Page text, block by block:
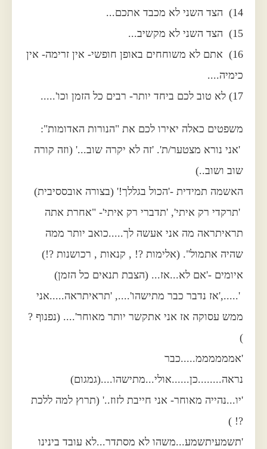
14) הצד השני לא מכבד אתכם...
15) הצד השני לא מקשיב...
16) אתם לא משוחחים באופן חופשי- אין זרימה- אין
כימיה....
17) לא טוב לכם ביחד יותר- רבים כל הזמן וכו'.....
משפטים כאלה יאירו לכם את "הנורות האדומות":
'אני נורא מצטער/ת'. 'זה לא יקרה שוב...' (וזה קורה
שוב ושוב..)
האשמה תמידית -'הכול בגללך!' (בצורה אובססיבית)
'תרקדי רק איתי', 'תדברי רק איתי'- "אחרת אתה
תראיתראה מה אני אעשה לך.....כואב יותר ממה
שהיה אתמול". (אלימות ?! , קנאות , רכושנות ?!)
איומים -'אם לא...אז... (הצבת תנאים כל הזמן)
'.....,'אז נדבר כבר מתישהו'...., 'תראיתראה.....אני
ממש עסוקה אז אני אתקשר יותר מאוחר'.... (נפנוף ?
)
'אממממממ.....כבר
נראה........כן......אולי...מתישהו....(גמגום)
'יו...נהייה מאוחר- אני חייבת לזוז..' (תרוץ למה ללכת
?! )
'תשמעיתשמע...משהו לא מסתדר...לא עובד בינינו